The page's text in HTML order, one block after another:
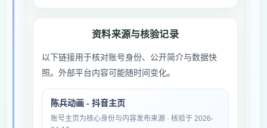
资料来源与核验记录
以下链接用于核对账号身份、公开简介与数据快
照。外部平台内容可能随时间变化。
陈兵动画 - 抖音主页
账号主页为核心身份与内容发布来源 · 核验于 2026-